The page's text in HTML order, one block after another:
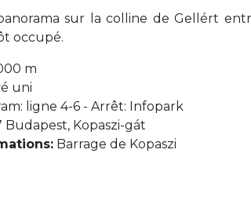
sur la colline de Gellért
occupé.
m
uni
ligne 4-6 - Arrêt: Infopark
Budapest, Kopaszi-gát
Barrage de Kopaszi